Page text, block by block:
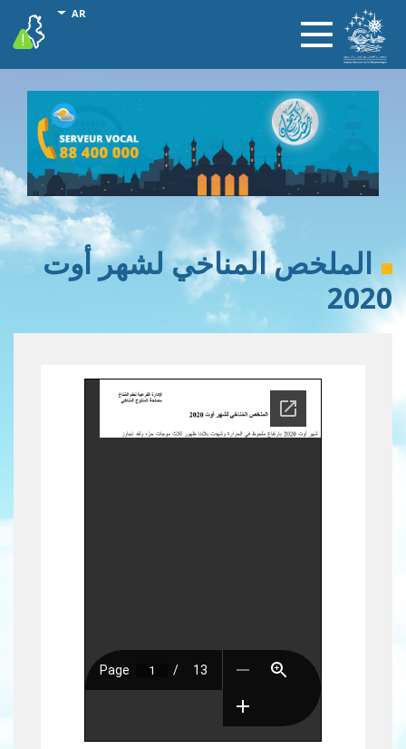
تجاوز
المحتوى
Toggle
navigation
AR
actions
vigilance
الملخص المناخي لشهر أوت
2020